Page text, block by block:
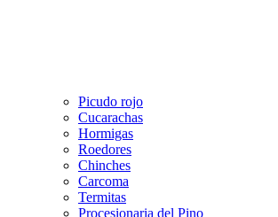
Picudo rojo
Cucarachas
Hormigas
Roedores
Chinches
Carcoma
Termitas
Procesionaria del Pino